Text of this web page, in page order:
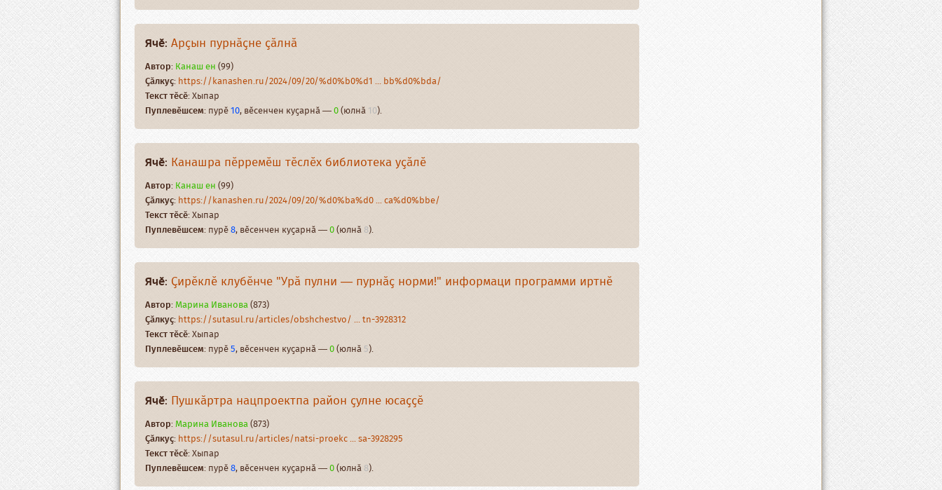
Ячӗ: Арҫын пурнӑҫне ҫӑлнӑ
Автор:Канаш ен(99)
Ҫӑлкуҫ:https://kanashen.ru/2024/09/20/%d0%b0%d1 ... bb%d0%bda/
Текст тӗсӗ: Хыпар
Пуплевӗшсем: пурӗ10, вӗсенчен куҫарнӑ —0(юлнӑ10).
Ячӗ: Канашра пӗрремӗш тӗслӗх библиотека уҫӑлӗ
Автор:Канаш ен(99)
Ҫӑлкуҫ:https://kanashen.ru/2024/09/20/%d0%ba%d0 ... ca%d0%bbe/
Текст тӗсӗ: Хыпар
Пуплевӗшсем: пурӗ8, вӗсенчен куҫарнӑ —0(юлнӑ8).
Ячӗ: Ҫирӗклӗ клубӗнче "Урӑ пулни — пурнӑҫ норми!" информаци программи иртнӗ
Автор:Марина Иванова(873)
Ҫӑлкуҫ:https://sutasul.ru/articles/obshchestvo/ ... tn-3928312
Текст тӗсӗ: Хыпар
Пуплевӗшсем: пурӗ5, вӗсенчен куҫарнӑ —0(юлнӑ5).
Ячӗ: Пушкӑртра нацпроектпа район ҫулне юсаҫҫӗ
Автор:Марина Иванова(873)
Ҫӑлкуҫ:https://sutasul.ru/articles/natsi-proekc ... sa-3928295
Текст тӗсӗ: Хыпар
Пуплевӗшсем: пурӗ8, вӗсенчен куҫарнӑ —0(юлнӑ8).